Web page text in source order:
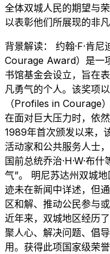
全体双城人民的期望与
以表彰他们所展现的非
背景解读： 约翰·F·肯
Courage Award）是一
书馆基金会设立，旨在
凡勇气的个人。该奖项
（Profiles in Courage
在面对巨大压力时，依
1989年首次颁发以来，
活动家和公共服务人士
国前总统乔治·H·W·布
气”。 明尼苏达州双城
迹未在新闻中详述，但
区和解、推动公民参与
近年来，双城地区经历
聚人心、解决问题、倡
用。获得此项国家级荣